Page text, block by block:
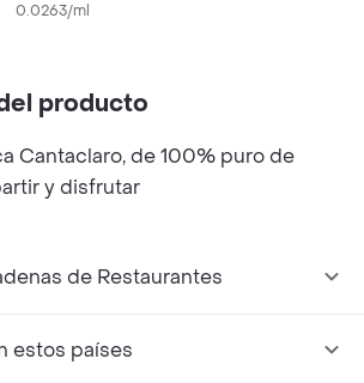
Azúcar 750 mL
0.0263/ml
producto
Cantaclaro, de 100% puro de
y disfrutar
de Restaurantes
estos países